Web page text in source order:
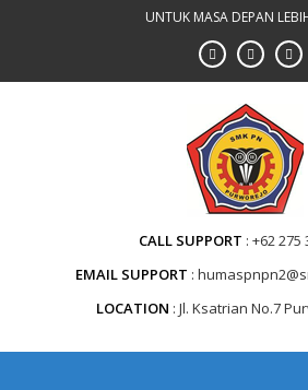
UNTUK MASA DEPAN
CALL SUPPORT +62 275
EMAIL SUPPORT
LOCATION Jl. Ksatrian No.7